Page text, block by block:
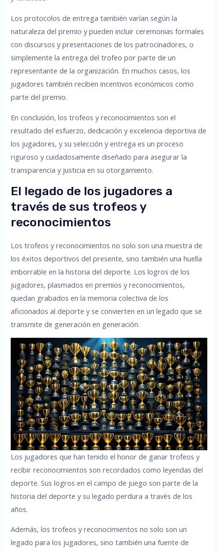
Los protocolos de entrega también varían según la
naturaleza del premio y pueden incluir ceremonias formales
con discursos y presentaciones de los patrocinadores, o
simplemente la entrega del trofeo por parte de un
representante de la organización. En muchos casos, los
jugadores también reciben incentivos económicos como
parte del premio.
En conclusión, los trofeos y reconocimientos son el
resultado del esfuerzo, dedicación y excelencia deportiva de
los jugadores, y su selección y entrega es un proceso
riguroso y cuidadosamente diseñado para asegurar la
transparencia y justicia en su otorgamiento.
El legado de los jugadores a
través de sus trofeos y
reconocimientos
Los trofeos y reconocimientos no solo son una muestra de
los éxitos deportivos del presente, sino también una huella
imborrable en la historia del deporte. Los logros de los
jugadores, plasmados en premios y reconocimientos,
quedan grabados en la memoria colectiva de los
aficionados al deporte y se convierten en un legado que se
transmite de generación en generación.
Los jugadores que han tenido el honor de ganar trofeos y
recibir reconocimientos son recordados como leyendas del
deporte. Sus logros en el campo de juego son parte de la
historia del deporte y su legado perdura a través de los
años.
Además, los trofeos y reconocimientos no solo son un
legado para los jugadores, sino también una fuente de